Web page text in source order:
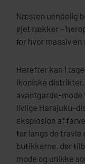
Næsten uendelig
øjet rækker –
for hvor massiv
Herefter kan I
ikoniske distrikter,
avantgarde-mode
livlige Harajuku-
eksplosion af
tur langs de travle
butikkerne, der
mode og unikke